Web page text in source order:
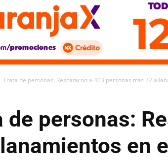
Trata de personas: Rescataron a 403 personas tras 32
de personas:
en